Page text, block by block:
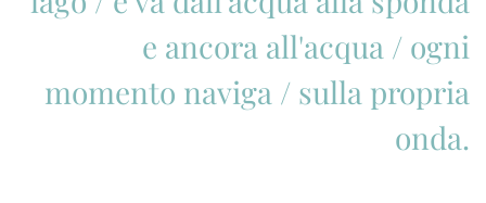
e ancora all'acqua / ogni
momento naviga / sulla propria
onda.